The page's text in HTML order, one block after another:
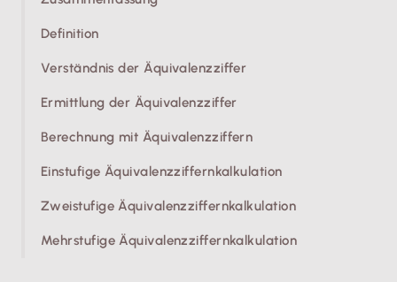
Definition
Verständnis der Äquivalenzziffer
Ermittlung der Äquivalenzziffer
Berechnung mit Äquivalenzziffern
Einstufige Äquivalenzziffernkalkulation
Zweistufige Äquivalenzziffernkalkulation
Mehrstufige Äquivalenzziffernkalkulation